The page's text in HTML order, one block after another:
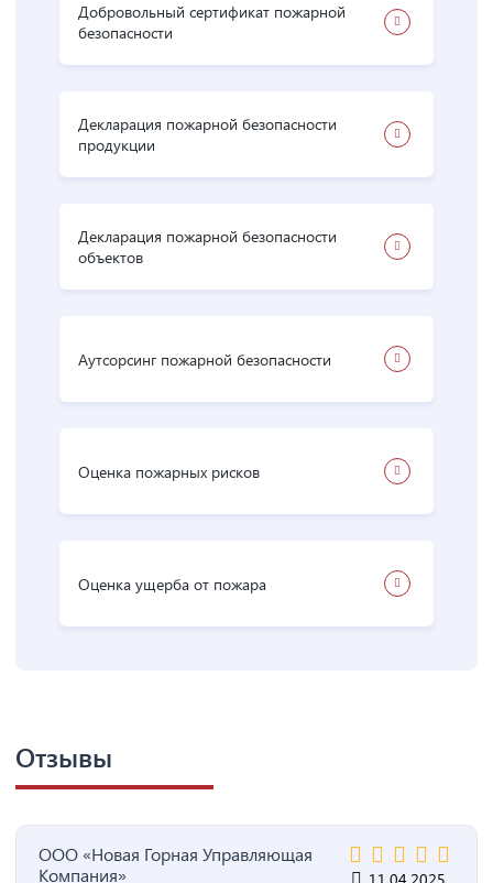
Добровольный сертификат пожарной
безопасности
Декларация пожарной безопасности
продукции
Декларация пожарной безопасности
объектов
Аутсорсинг пожарной безопасности
Оценка пожарных рисков
Оценка ущерба от пожара
Отзывы
ООО «Новая Горная Управляющая
Компания»